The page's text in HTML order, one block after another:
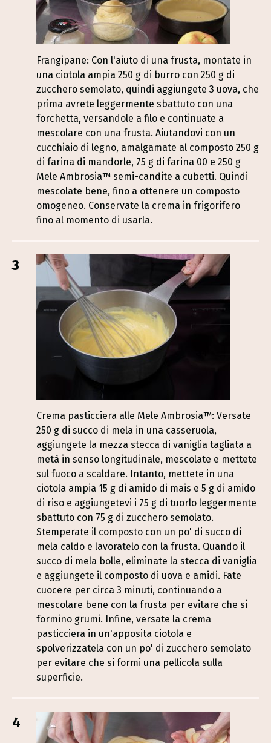
Frangipane: Con l'aiuto di una frusta, montate in
una ciotola ampia 250 g di burro con 250 g di
zucchero semolato, quindi aggiungete 3 uova, che
prima avrete leggermente sbattuto con una
forchetta, versandole a filo e continuate a
mescolare con una frusta. Aiutandovi con un
cucchiaio di legno, amalgamate al composto 250 g
di farina di mandorle, 75 g di farina 00 e 250 g
Mele Ambrosia™ semi-candite a cubetti. Quindi
mescolate bene, fino a ottenere un composto
omogeneo. Conservate la crema in frigorifero
fino al momento di usarla.
3
Crema pasticciera alle Mele Ambrosia™: Versate
250 g di succo di mela in una casseruola,
aggiungete la mezza stecca di vaniglia tagliata a
metà in senso longitudinale, mescolate e mettete
sul fuoco a scaldare. Intanto, mettete in una
ciotola ampia 15 g di amido di mais e 5 g di amido
di riso e aggiungetevi i 75 g di tuorlo leggermente
sbattuto con 75 g di zucchero semolato.
Stemperate il composto con un po' di succo di
mela caldo e lavoratelo con la frusta. Quando il
succo di mela bolle, eliminate la stecca di vaniglia
e aggiungete il composto di uova e amidi. Fate
cuocere per circa 3 minuti, continuando a
mescolare bene con la frusta per evitare che si
formino grumi. Infine, versate la crema
pasticciera in un'apposita ciotola e
spolverizzatela con un po' di zucchero semolato
per evitare che si formi una pellicola sulla
superficie.
4